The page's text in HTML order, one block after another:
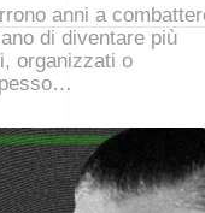
anni a
di diventare più
organizzati o